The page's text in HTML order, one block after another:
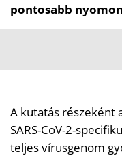
pontosabb
A kutatás részeként
SARS-CoV-2-
teljes vírusgenom